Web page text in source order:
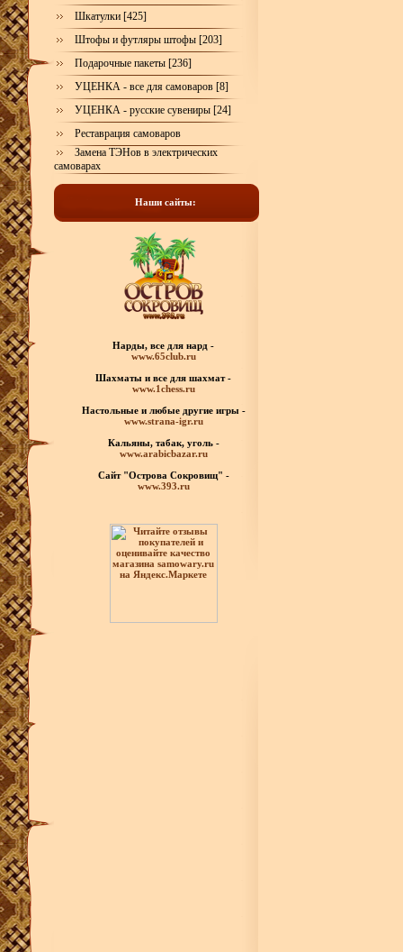
Шкатулки [425]
Штофы и футляры штофы [203]
Подарочные пакеты [236]
УЦЕНКА - все для самоваров [8]
УЦЕНКА - русские сувениры [24]
Реставрация самоваров
Замена ТЭНов в электрических
самоварах
Наши сайты:
Нарды, все для нард -
www.65club.ru
Шахматы и все для шахмат -
www.1chess.ru
Настольные и любые другие игры -
www.strana-igr.ru
Кальяны, табак, уголь -
www.arabicbazar.ru
Сайт "Острова Сокровищ" -
www.393.ru